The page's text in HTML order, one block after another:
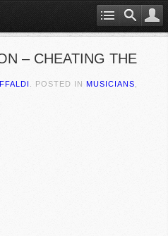
– CHEATING THE
. POSTED IN MUSICIANS